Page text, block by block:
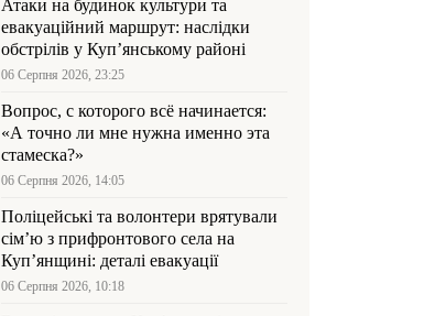
Атаки на будинок культури та
евакуаційний маршрут: наслідки
обстрілів у Куп’янському районі
06 Серпня 2026, 23:25
Вопрос, с которого всё начинается:
«А точно ли мне нужна именно эта
стамеска?»
06 Серпня 2026, 14:05
Поліцейські та волонтери врятували
сім’ю з прифронтового села на
Куп’янщині: деталі евакуації
06 Серпня 2026, 10:18